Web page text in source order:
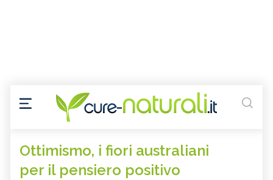
Ottimismo, i fiori australiani
per il pensiero positivo